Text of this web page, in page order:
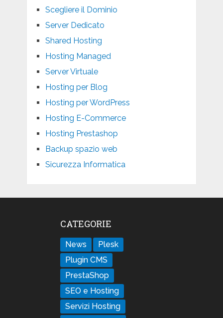
Scegliere il Dominio
Server Dedicato
Shared Hosting
Hosting Managed
Server Virtuale
Hosting per Blog
Hosting per WordPress
Hosting E-Commerce
Hosting Prestashop
Backup spazio web
Sicurezza Informatica
CATEGORIE
News
Plesk
Plugin CMS
PrestaShop
SEO e Hosting
Servizi Hosting